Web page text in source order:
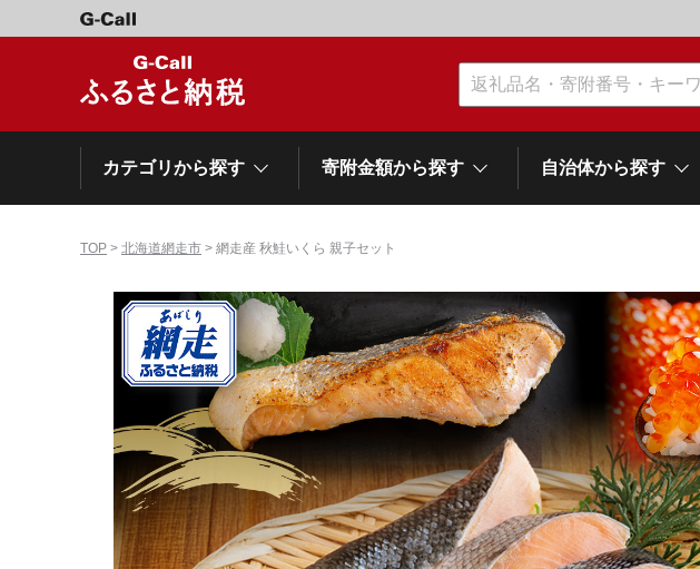
カテゴリから探す
肉類（牛） 肉類（鶏・豚・他）
くだもの スイーツ
ドリンク 他食品
寝具 スポーツ・アウトドア
家具 時計
寄附金額から探す
～\10,000 \10,001～20,000
\40,001～50,000 \50,001～100,000
\500,001～1,000,000 \1,000,001～5,000,000
自治体から探す
北海道
網走市 池田町
石狩市
白老町
白糠町
弟子屈町
登別市
平取町
広尾町
紋別市
別海町 利尻富士町
雫石町
宮城県 気仙沼市
山梨県
静岡県
愛知県
TOP > 北海道網走市 > 網走産 秋鮭いくら 親子セット